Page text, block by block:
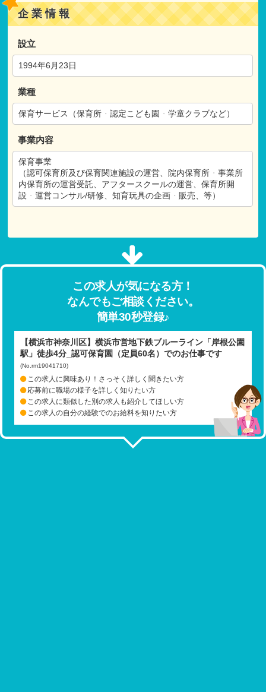
企業情報
設立
1994年6月23日
業種
保育サービス（保育所・ 認定こども園 ・ 学童クラブなど）
事業内容
保育事業
（認可保育所及び保育関連施設の運営、院内保育所・ 事業所
内保育所の運営受託、アフタースクールの運営、保育所開
設 ・ 運営コンサル/研修、知育玩具の企画・ 販売、等）
この求人が気になる方！
なんでもご相談ください。
簡単30秒登録♪
【横浜市神奈川区】横浜市営地下鉄ブルーライン「岸根公園
駅」徒歩4分_認可保育園（定員60名）でのお仕事です
(No.rm19041710)
この求人に興味あり！さっそく詳しく聞きたい方
応募前に職場の様子を詳しく知りたい方
この求人に類似した別の求人も紹介してほしい方
この求人の自分の経験でのお給料を知りたい方